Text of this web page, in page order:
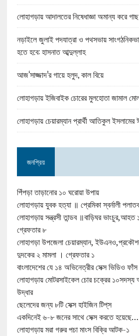
লোহাগড়ায় আদালতের নিষেধাজ্ঞা অমান্য করে
নড়াইলে জুলাই পদযাত্রা ও পথসভায়
হতে হবে: হাসনাত আব্দুল্লাহ
আজ‘সাজ্জাদ’র গায়ে হলুদ, কাল বিয়ে
লোহাগড়ায় ইজিবাইক চোরের মুলহোতা জামাল
লোহাগড়ায় চেয়ারম্যান প্রার্থী আতিকুল ইসলামের
জনপ্রিয়
পিঁপড়া তাড়ানোর ১০ ঘরোয়া উপায়
লোহাগড়ায় যুবক হত্যা ॥ প্রেমিকা স্বর্নালী
লোহাগড়ায় সন্ত্রসী তান্ডব ॥বাড়িঘর ভাংচুর,আহত
গ্রেফতার ৮
লোহাগড়া উপজেলা চেয়ারম্যান,
দুদকের ২ মামলা । গ্রেফতার ১
বাংলাদেশের যে ১৪ অভিনেত্রীর সেক্স ভিডিও
লোহাগড়ায় মোটরসাইকেল চোর চক্রের
উদ্ধার
ছেলেদের জন্য ৮টি সেক্স হাইজিন টিপ্‌স
একদিনেই ৬-৮ জনের সাথে সেক্স করতে হয়েছে…
লোহাগড়ায় মরা গরুর পচা মাংস বিক্রি আটক-১